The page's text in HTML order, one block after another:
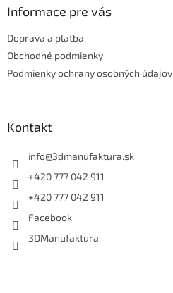
Informace pre vás
Doprava a platba
Obchodné podmienky
Podmienky ochrany osobných údajov
Kontakt
info@3dmanufaktura.sk
+420 777 042 911
+420 777 042 911
Facebook
3DManufaktura